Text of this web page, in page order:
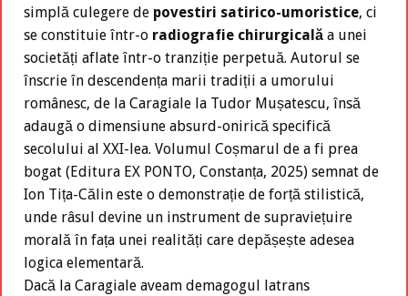
simplă culegere de povestiri satirico-umoristice, ci
se constituie într-o radiografie chirurgicală a unei
societăți aflate într-o tranziție perpetuă. Autorul se
înscrie în descendența marii tradiții a umorului
românesc, de la Caragiale la Tudor Mușatescu, însă
adaugă o dimensiune absurd-onirică specifică
secolului al XXI-lea. Volumul Coșmarul de a fi prea
bogat (Editura EX PONTO, Constanța, 2025) semnat de
Ion Tița-Călin este o demonstrație de forță stilistică,
unde râsul devine un instrument de supraviețuire
morală în fața unei realități care depășește adesea
logica elementară.
Dacă la Caragiale aveam demagogul latrans